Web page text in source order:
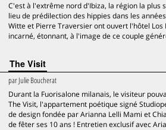
C'est à l'extrême nord d'Ibiza, la région la plus
lieu de prédilection des hippies dans les
Witte et Pierre Traversier ont ouvert l'hôtel Los
incarné, étonnant, à l'image de ce couple
The Visit
parJulie Boucherat
Durant la Fuorisalone milanais, le visiteur
The Visit, l'appartement poétique signé
de design fondée par Arianna Lelli Mami et
de fêter ses 10 ans ! Entretien exclusif avec